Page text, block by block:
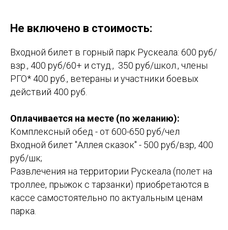
Не включено в стоимость:
Входной билет в горный парк Рускеала: 600 руб/
взр., 400 руб/60+ и студ., 350 руб/школ., члены
РГО* 400 руб., ветераны и участники боевых
действий 400 руб.
Оплачивается на месте (по желанию):
Комплексный обед - от 600-650 руб/чел
Входной билет "Аллея сказок" - 500 руб/взр, 400
руб/шк;
Развлечения на территории Рускеала (полет на
троллее, прыжок с тарзанки) приобретаются в
кассе самостоятельно по актуальным ценам
парка.